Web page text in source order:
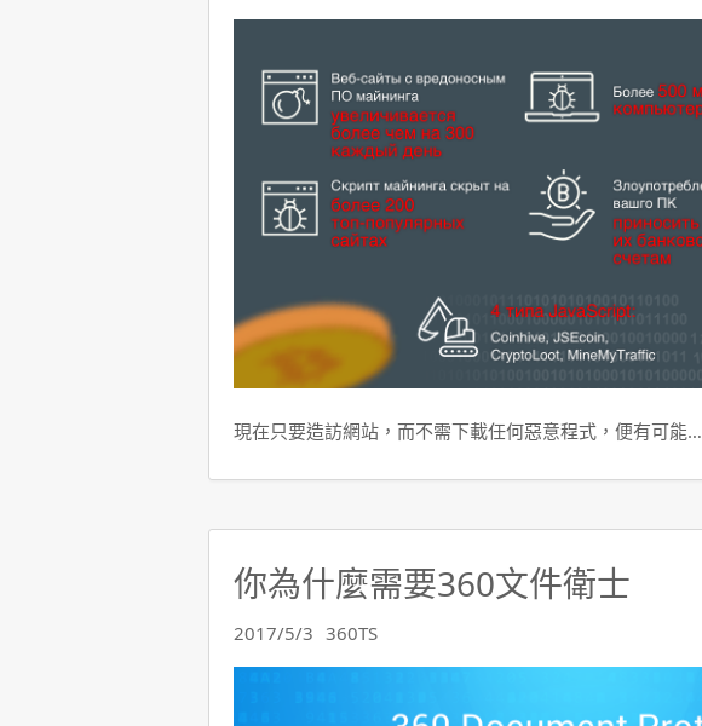
現在只要造訪網站，而不需下載任何惡意程式，便有可能…
你為什麼需要360文件衛士
2017/5/3 360TS